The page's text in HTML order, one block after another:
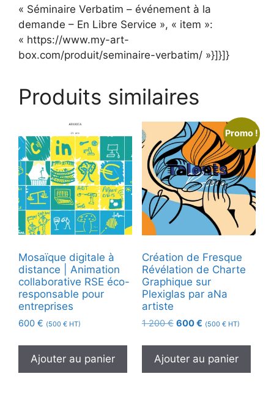
« Séminaire Verbatim – événement à la
demande – En Libre Service », « item »:
« https://www.my-art-
box.com/produit/seminaire-verbatim/ »}]}]}
Produits similaires
Mosaïque digitale à
distance | Animation
collaborative RSE éco-
responsable pour
entreprises
600 € (500 € HT)
Ajouter au panier
Promo !
Création de Fresque
Révélation de Charte
Graphique sur
Plexiglas par aNa
artiste
1 200€ Le
initial
était :
1
600€Le
actuel
est :
600 €.
(500 €HT)
Ajouter au panier